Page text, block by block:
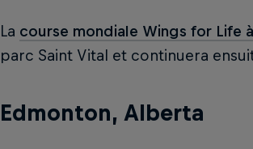
La course mondiale Wings for Life
parc Saint Vital et continuera
Edmonton, Alberta